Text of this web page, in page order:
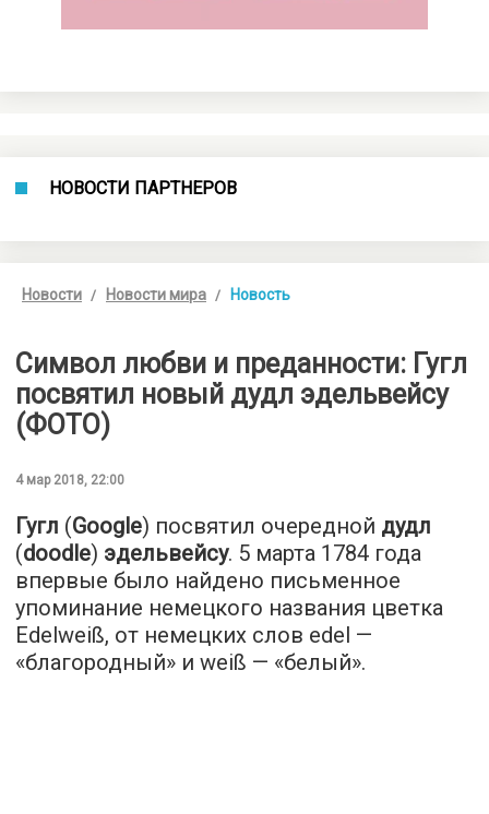
НОВОСТИ ПАРТНЕРОВ
Новости Новости мира Новость
Символ любви и преданности: Гугл
посвятил новый дудл эдельвейсу
(ФОТО)
4 мар 2018, 22:00
Гугл (Google) посвятил очередной дудл
(doodle) эдельвейсу. 5 марта 1784 года
впервые было найдено письменное
упоминание немецкого названия цветка
Edelweiß, от немецких слов edel —
«благородный» и weiß — «белый».